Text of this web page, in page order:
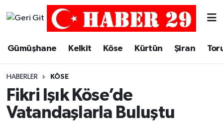
Gümüşhane Kelkit Köse Kürtün Şiran
HABERLER KÖSE
Fikri Işık Köse’de
Vatandaşlarla Buluştu
Merkez Trafik Yoğunluk Haritası
Süper Lig Puan Durumu ve Fikstür
Tüm Manşetler